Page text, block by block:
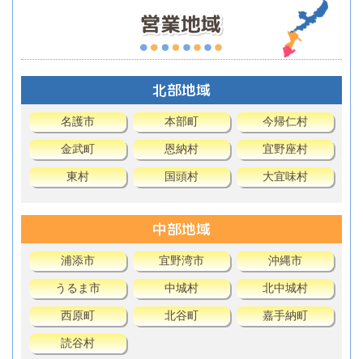
北部地域
名護市 本部町 今帰仁村
金武町 恩納村 宜野座村
東村 国頭村 大宜味村
中部地域
浦添市 宜野湾市 沖縄市
うるま市 中城村 北中城村
西原町 北谷町 嘉手納町
読谷村